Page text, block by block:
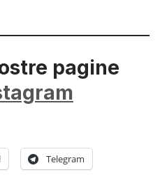
pagine
Telegram